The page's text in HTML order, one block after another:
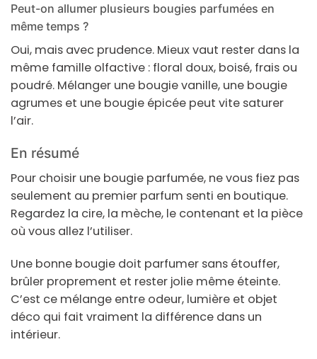
Peut-on allumer plusieurs bougies parfumées en
même temps ?
Oui, mais avec prudence. Mieux vaut rester dans la
même famille olfactive : floral doux, boisé, frais ou
poudré. Mélanger une bougie vanille, une bougie
agrumes et une bougie épicée peut vite saturer
l’air.
En résumé
Pour choisir une bougie parfumée, ne vous fiez pas
seulement au premier parfum senti en boutique.
Regardez la cire, la mèche, le contenant et la pièce
où vous allez l’utiliser.
Une bonne bougie doit parfumer sans étouffer,
brûler proprement et rester jolie même éteinte.
C’est ce mélange entre odeur, lumière et objet
déco qui fait vraiment la différence dans un
intérieur.